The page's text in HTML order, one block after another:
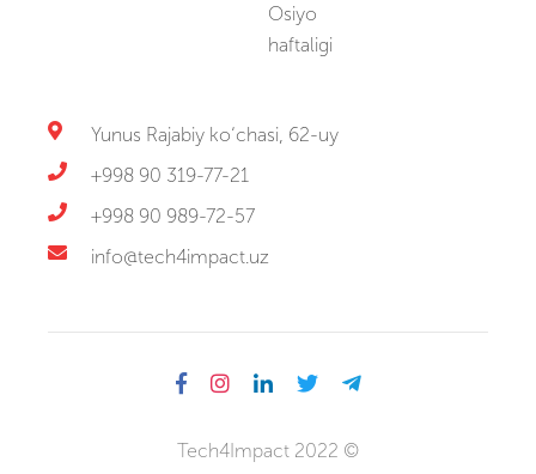
Osiyo
haftaligi
Yunus Rajabiy ko‘chasi, 62-uy
+998 90 319-77-21
+998 90 989-72-57
info@tech4impact.uz
Tech4Impact 2022 ©